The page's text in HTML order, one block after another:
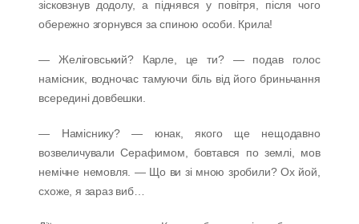
зісковзнув додолу, а піднявся у повітря, після чого
обережно згорнувся за спиною особи. Крила!
— Желіговський? Карле, це ти? — подав голос
намісник, водночас тамуючи біль від його бриньчання
всередині довбешки.
— Наміснику? — юнак, якого ще нещодавно
возвеличували Серафимом, бовтався по землі, мов
немічне немовля. — Що ви зі мною зробили? Ох йой,
схоже, я зараз виб…